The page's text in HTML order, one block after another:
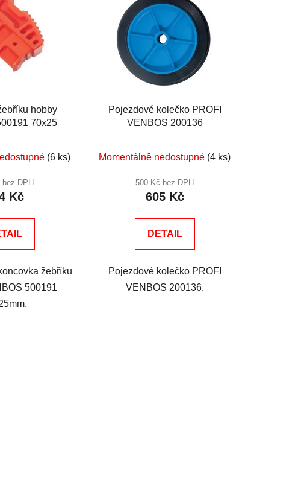
hobby
70x25
(6 ks)
bez DPH
Kč
žebříku
500191
Pojezdové kolečko PROFI
VENBOS 200136
Momentálně nedostupné (4 ks)
500 Kč bez DPH
605 Kč
DETAIL
Pojezdové kolečko PROFI
VENBOS 200136.